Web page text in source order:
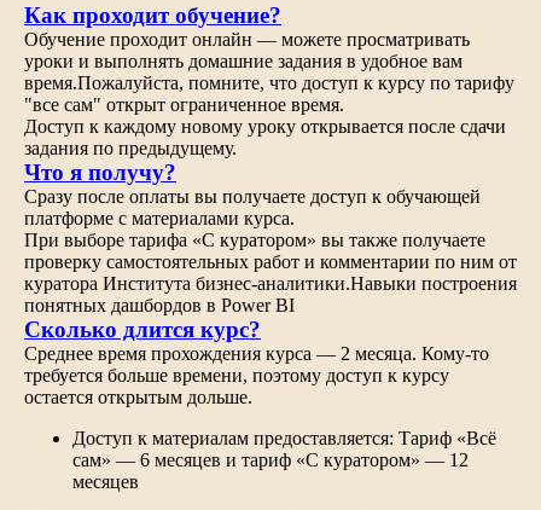
Как проходит обучение?
Обучение проходит онлайн — можете просматривать
уроки и выполнять домашние задания в удобное вам
время.Пожалуйста, помните, что доступ к курсу по тарифу
"все сам" открыт ограниченное время.
Доступ к каждому новому уроку открывается после сдачи
задания по предыдущему.
Что я получу?
Сразу после оплаты вы получаете доступ к обучающей
платформе с материалами курса.
При выборе тарифа «С куратором» вы также получаете
проверку самостоятельных работ и комментарии по ним от
куратора Института бизнес-аналитики.Навыки построения
понятных дашбордов в Power BI
Сколько длится курс?
Среднее время прохождения курса — 2 месяца. Кому-то
требуется больше времени, поэтому доступ к курсу
остается открытым дольше.
Доступ к материалам предоставляется: Тариф «Всё
сам» — 6 месяцев и тариф «С куратором» — 12
месяцев